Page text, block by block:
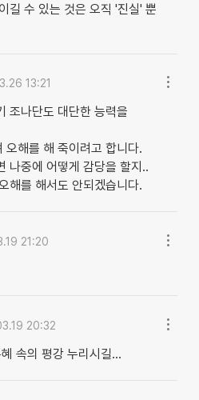
길 수 있는 것은 오직 '진실' 뿐
13:21
조나단도 대단한 능력을
오해를 해 죽이려고 합니다.
나중에 어떻게 감당을 할지..
해를 해서도 안되겠습니다.
21:20
20:32
속의 평강 누리시길...